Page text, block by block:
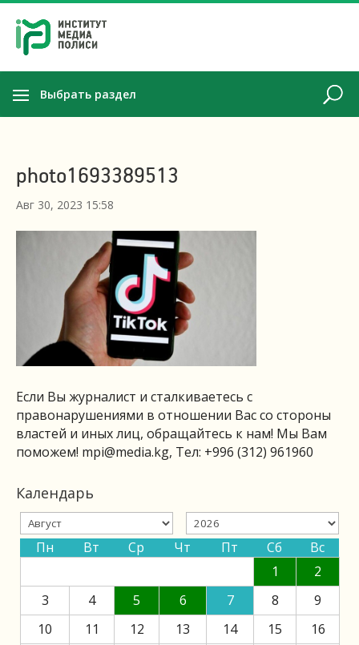
Выбрать раздел
photo1693389513
Авг 30, 2023 15:58
Если Вы журналист и сталкиваетесь с
правонарушениями в отношении Вас со стороны
властей и иных лиц, обращайтесь к нам! Мы Вам
поможем! mpi@media.kg, Тел: +996 (312) 961960
Календарь
Пн Вт Ср Чт Пт Сб
Вс
1
2
3
4 5 6 7 8
9
10
11 12 13 14 15
16